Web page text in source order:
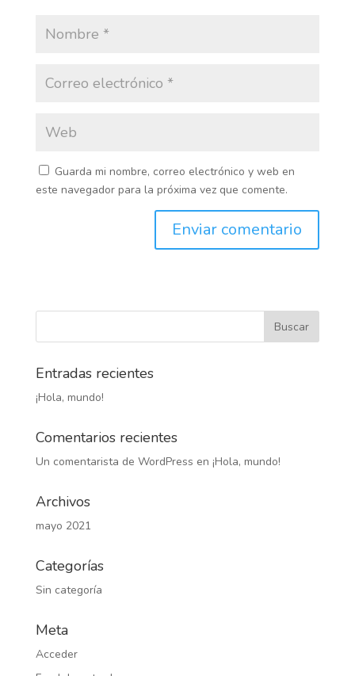
Guarda mi nombre, correo electrónico y web en
este navegador para la próxima vez que comente.
Entradas recientes
¡Hola, mundo!
Comentarios recientes
Un comentarista de WordPress en ¡Hola, mundo!
Archivos
mayo 2021
Categorías
Sin categoría
Meta
Acceder